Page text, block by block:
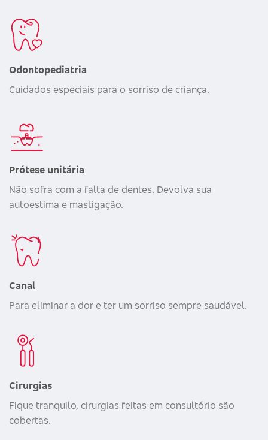
Odontopediatria
Cuidados especiais para o sorriso de criança.
Prótese unitária
Não sofra com a falta de dentes. Devolva sua
autoestima e mastigação.
Canal
Para eliminar a dor e ter um sorriso sempre saudável.
Cirurgias
Fique tranquilo, cirurgias feitas em consultório são
cobertas.